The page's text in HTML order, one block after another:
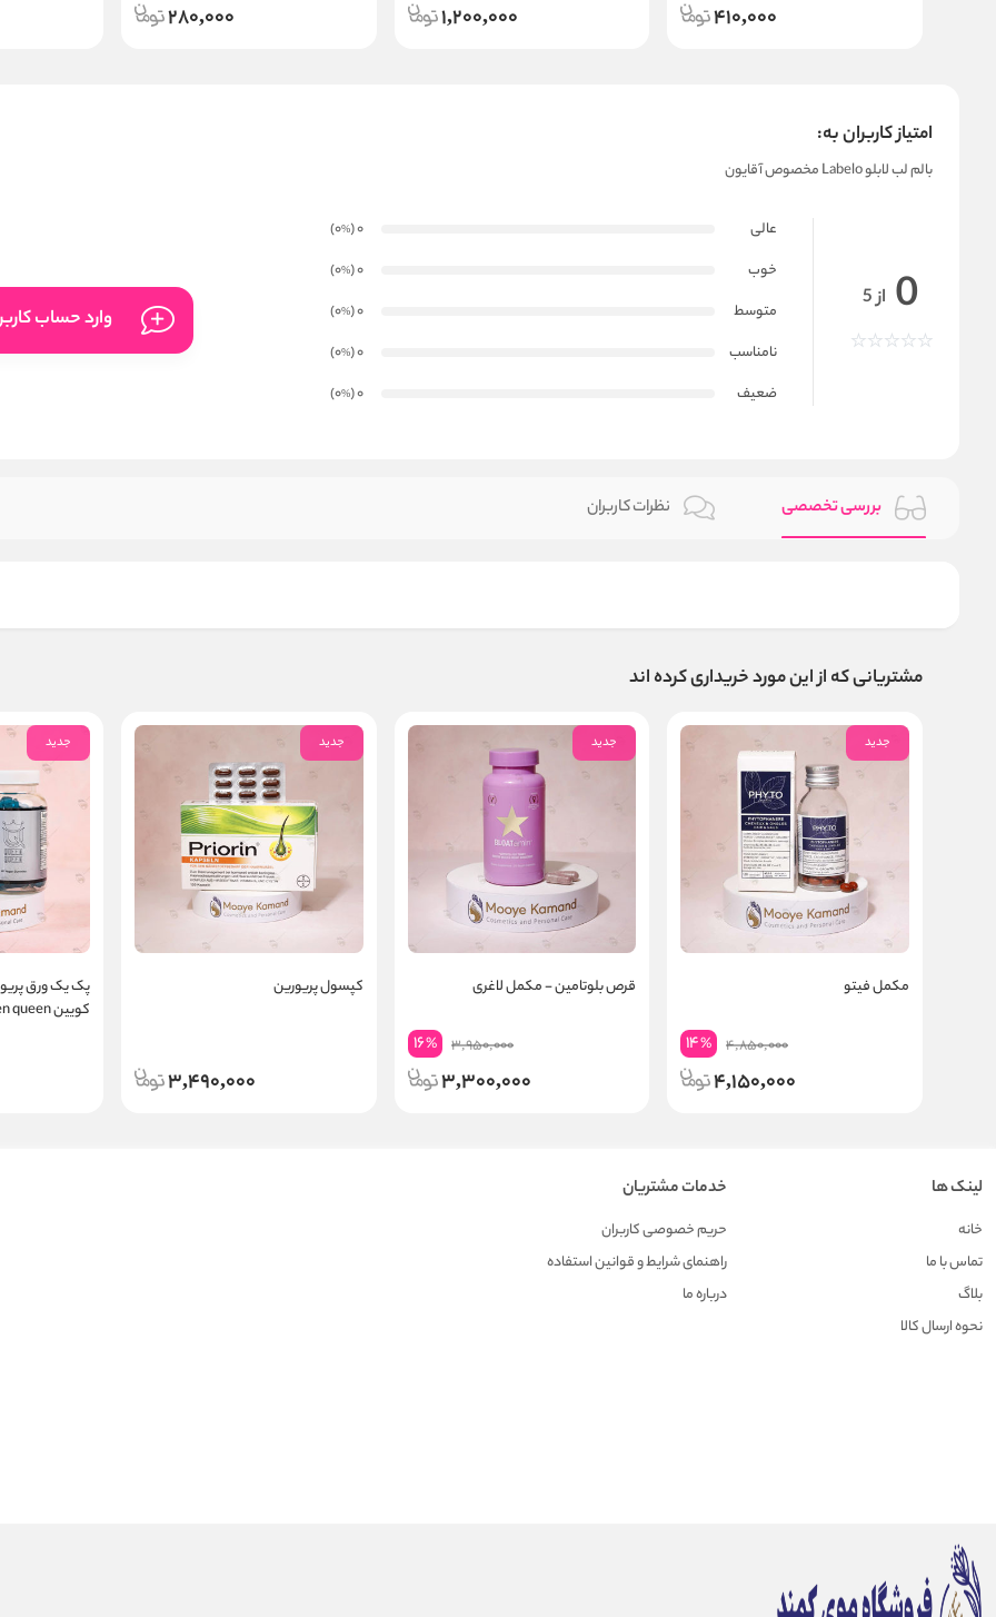
410,000
1,200,000
280,000
امتیاز کاربران به:
بالم لب لابلو Labelo مخصوص آقایون
0 از 5
عالی 0
(0
%
)
خوب
0
(0
%
)
متوسط
0
(0
%
)
نامناسب
0
(0
%
)
ضعیف
0
(0
%
)
وارد حساب
بررسی تخصصی نظرات کاربران
مشتریانی که از این مورد خریداری کرده اند
جدید
مکمل فیتو
4,850,000
14%
4,150,000
جدید
قرص بلوتامین - مکمل لاغری
3,950,000
16%
3,300,000
جدید
کپسول پریورین
3,490,000
جدید
پک یک ورق
کویین priorin &amp; queen queen
لینک ها
خانه
تماس با ما
بلاگ
نحوه ارسال کالا
خدمات مشتریان
حریم خصوصی کاربران
راهنمای شرایط و قوانین استفاده
درباره ما